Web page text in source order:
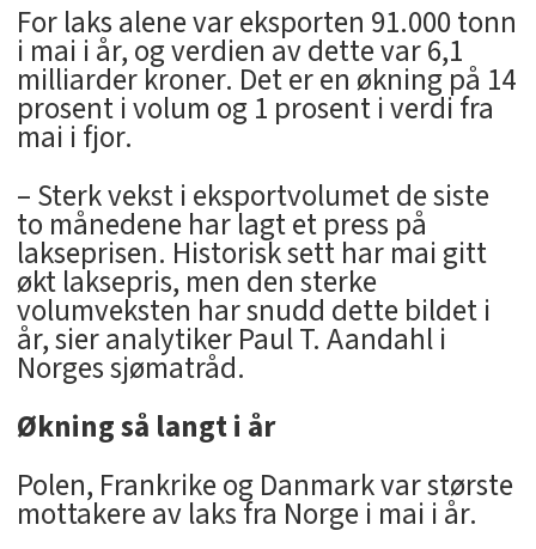
For laks alene var eksporten 91.000 tonn
i mai i år, og verdien av dette var 6,1
milliarder kroner. Det er en økning på 14
prosent i volum og 1 prosent i verdi fra
mai i fjor.
– Sterk vekst i eksportvolumet de siste
to månedene har lagt et press på
lakseprisen. Historisk sett har mai gitt
økt laksepris, men den sterke
volumveksten har snudd dette bildet i
år, sier analytiker Paul T. Aandahl i
Norges sjømatråd.
Økning så langt i år
Polen, Frankrike og Danmark var største
mottakere av laks fra Norge i mai i år.